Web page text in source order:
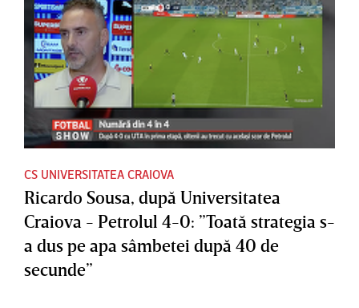
CS UNIVERSITATEA CRAIOVA
Ricardo Sousa, după Universitatea
Craiova - Petrolul 4-0: ”Toată strategia s-
a dus pe apa sâmbetei după 40 de
secunde”